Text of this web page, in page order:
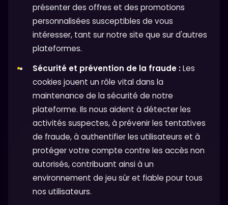
présenter des offres et des promotions
personnalisées susceptibles de vous
intéresser, tant sur notre site que sur d'autres
plateformes.
Sécurité et prévention de la fraude :Les
cookies jouent un rôle vital dans la
maintenance de la sécurité de notre
plateforme. Ils nous aident à détecter les
activités suspectes, à prévenir les tentatives
de fraude, à authentifier les utilisateurs et à
protéger votre compte contre les accès non
autorisés, contribuant ainsi à un
environnement de jeu sûr et fiable pour tous
nos utilisateurs.